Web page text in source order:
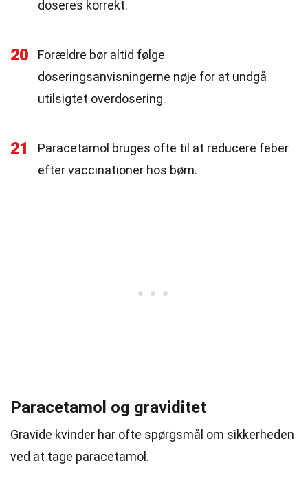
doseres korrekt.
20
Forældre bør altid følge
doseringsanvisningerne nøje for at undgå
utilsigtet overdosering.
21
Paracetamol bruges ofte til at reducere feber
efter vaccinationer hos børn.
Paracetamol og graviditet
Gravide kvinder har ofte spørgsmål om sikkerheden
ved at tage paracetamol.